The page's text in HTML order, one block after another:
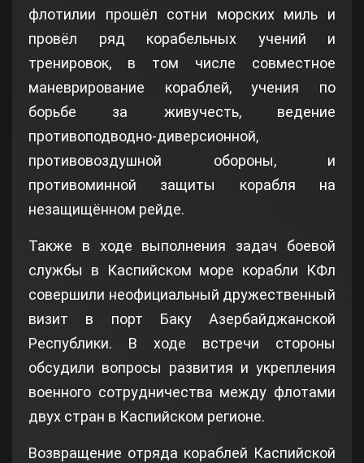
флотилии прошёл сотни морских миль и
провёл ряд корабельных учений и
тренировок, в том числе совместное
маневрирование кораблей, учения по
борьбе за живучесть, ведение
противоподводно-диверсионной,
противовоздушной обороны, и
противоминной защиты корабля на
незащищённом рейде.
Также в ходе выполнения задач боевой
службы в Каспийском море корабли КФл
совершили неофициальный дружественный
визит в порт Баку Азербайджанской
Республики. В ходе встречи стороны
обсудили вопросы развития и укрепления
военного сотрудничества между флотами
двух стран в Каспийском регионе.
Возвращение отряда кораблей Каспийской